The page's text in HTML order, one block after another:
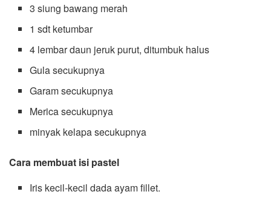
3 siung bawang merah
1 sdt ketumbar
4 lembar daun jeruk purut, ditumbuk halus
Gula secukupnya
Garam secukupnya
Merica secukupnya
minyak kelapa secukupnya
Cara membuat isi pastel
Iris kecil-kecil dada ayam fillet.